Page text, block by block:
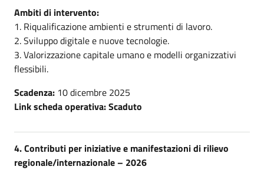
Ambiti di intervento:
1. Riqualificazione ambienti e strumenti di lavoro.
2. Sviluppo digitale e nuove tecnologie.
3. Valorizzazione capitale umano e modelli organizzativi
flessibili.
Scadenza: 10 dicembre 2025
Link scheda operativa: Scaduto
4. Contributi per iniziative e manifestazioni di rilievo
regionale/internazionale – 2026